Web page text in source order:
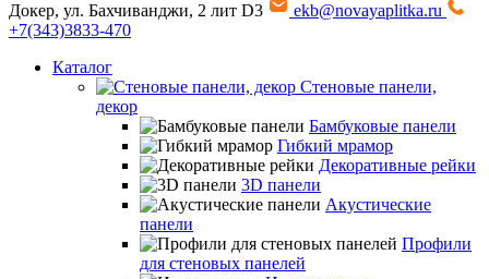
Докер, ул. Бахчиванджи, 2 лит D3
ekb@novayaplitka.ru
+7(343)3833-470
Каталог
Стеновые панели,
декор
Бамбуковые панели
Гибкий мрамор
Декоративные рейки
3D панели
Акустические
панели
Профили
для стеновых панелей